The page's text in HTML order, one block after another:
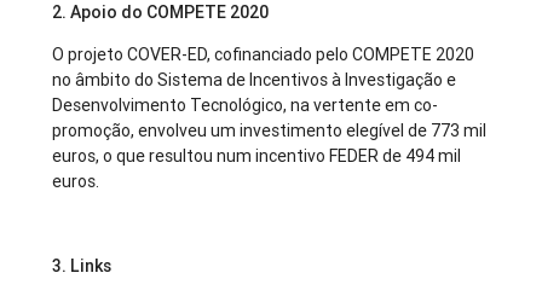
2. Apoio do COMPETE 2020
O projeto COVER-ED, cofinanciado pelo COMPETE 2020
no âmbito do Sistema de Incentivos à Investigação e
Desenvolvimento Tecnológico, na vertente em co-
promoção, envolveu um investimento elegível de 773 mil
euros, o que resultou num incentivo FEDER de 494 mil
euros.
3. Links